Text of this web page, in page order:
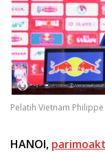
Pelatih Vietnam
HANOI,